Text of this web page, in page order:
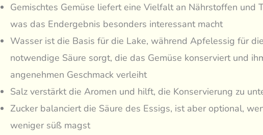
Gemischtes Gemüse liefert eine Vielfalt an Nährstoffen und
was das Endergebnis besonders interessant macht
Wasser ist die Basis für die Lake, während Apfelessig für
notwendige Säure sorgt, die das Gemüse konserviert und
angenehmen Geschmack verleiht
Salz verstärkt die Aromen und hilft, die Konservierung zu
Zucker balanciert die Säure des Essigs, ist aber optional,
weniger süß magst